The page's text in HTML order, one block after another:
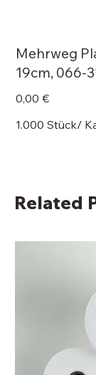
Mehrweg
19cm, 066-
Price
0,00 €
1.000 Stück/
Related